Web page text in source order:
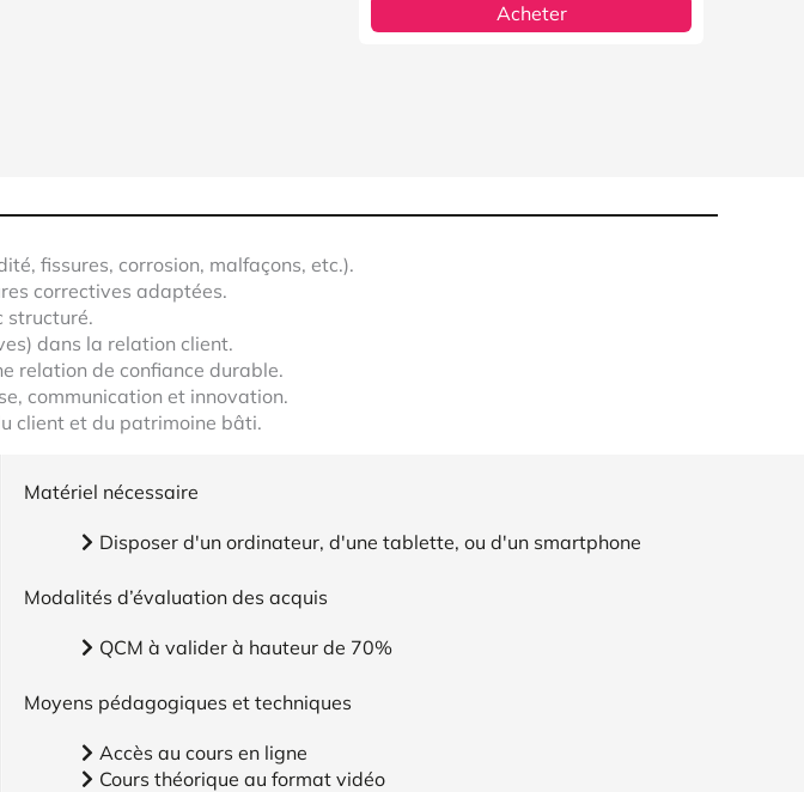
Acheter
fissures, corrosion, malfaçons, etc.).
correctives adaptées.
structuré.
dans la relation client.
relation de confiance durable.
communication et innovation.
client et du patrimoine bâti.
Matériel nécessaire
Disposer d'un ordinateur, d'une tablette, ou d'un smartphone
Modalités d’évaluation des acquis
QCM à valider à hauteur de 70%
Moyens pédagogiques et techniques
Accès au cours en ligne
Cours théorique au format vidéo